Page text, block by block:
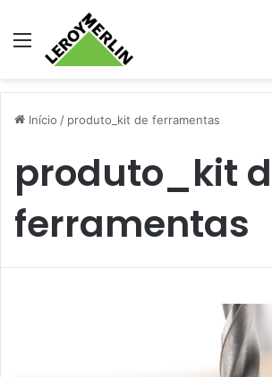
Menu
Início / produto_kit de ferramentas
produto_kit
ferramentas